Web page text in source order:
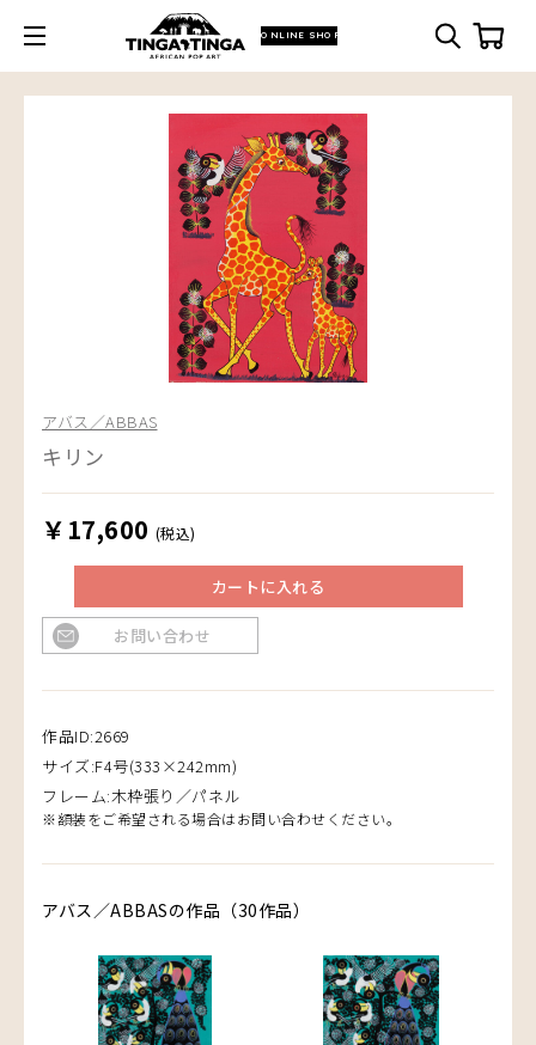
ONLINE SHOP
アバス／ABBAS
キリン
￥17,600 (税込)
カートに入れる
お問い合わせ
作品ID:2669
サイズ:F4号(333×242mm)
フレーム:木枠張り／パネル
※額装をご希望される場合はお問い合わせください。
アバス／ABBASの作品（30作品）